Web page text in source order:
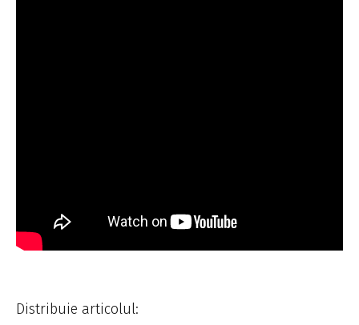
Distribuie articolul: